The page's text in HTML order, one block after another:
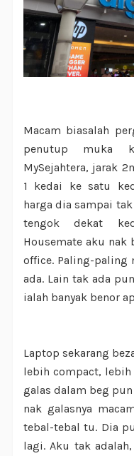
Macam biasalah
penutup muka
MySejahtera, jarak
1 kedai ke satu
harga dia sampai
tengok dekat
Housemate aku nak
office. Paling-paling
ada. Lain tak ada
ialah banyak benor
Laptop sekarang
lebih compact,
galas dalam beg
nak galasnya
tebal-tebal tu. Dia
lagi. Aku tak